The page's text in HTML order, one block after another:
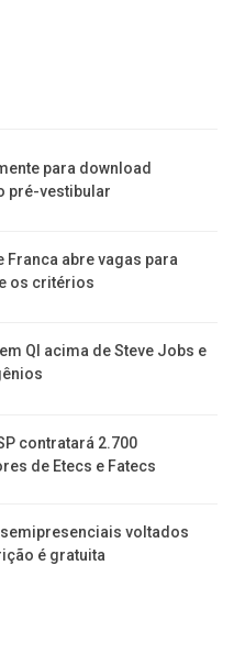
para download
pré-vestibular
Franca abre vagas para
os critérios
QI acima de Steve Jobs e
contratará 2.700
de Etecs e Fatecs
voltados
é gratuita